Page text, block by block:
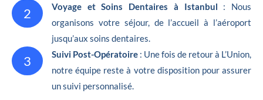
2 Voyage et Soins Dentaires à Istanbul : Nous
organisons votre séjour, de l’accueil à l’aéroport
jusqu’aux soins dentaires.
3 Suivi Post-Opératoire : Une fois de retour à L’Union,
notre équipe reste à votre disposition pour assurer
un suivi personnalisé.